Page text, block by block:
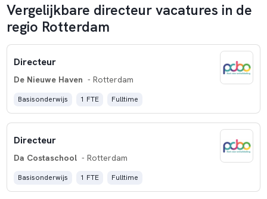
Vergelijkbare directeur vacatures in de
regio Rotterdam
Directeur
De Nieuwe Haven - Rotterdam
Basisonderwijs 1 FTE Fulltime
Directeur
Da Costaschool - Rotterdam
Basisonderwijs 1 FTE Fulltime